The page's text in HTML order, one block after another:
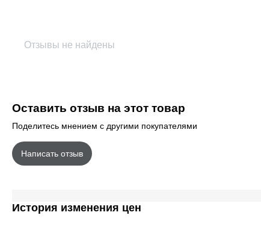
Отзывы не найдены
Оставить отзыв на этот товар
Поделитесь мнением с другими покупателями
Написать отзыв
История изменения цен